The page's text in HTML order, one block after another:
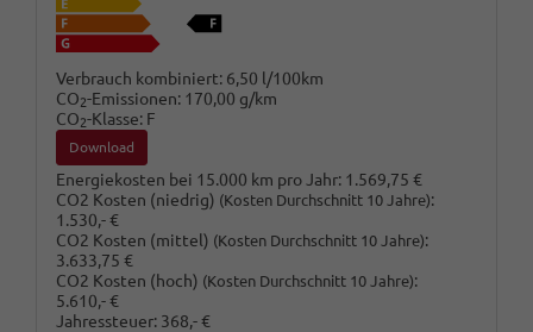
Verbrauch kombiniert: 6,50 l/100km
CO2-Emissionen: 170,00 g/km
CO2-Klasse: F
Download
Energiekosten bei 15.000 km pro Jahr: 1.569,75 €
CO2 Kosten (niedrig) (Kosten Durchschnitt 10 Jahre):
1.530,- €
CO2 Kosten (mittel) (Kosten Durchschnitt 10 Jahre):
3.633,75 €
CO2 Kosten (hoch) (Kosten Durchschnitt 10 Jahre):
5.610,- €
Jahressteuer: 368,- €